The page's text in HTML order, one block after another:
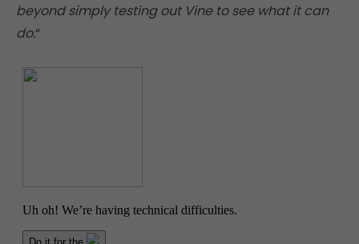
beyond simply testing out Vine to see what it can
do.“